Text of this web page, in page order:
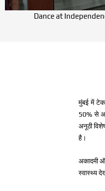
Dance at
मुंबई में टेक
50% से
अनूठी
है।
अकादमी
स्वास्थ्य